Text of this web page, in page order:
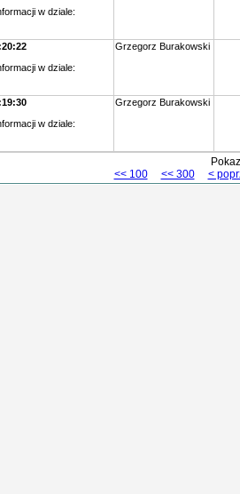
w dziale:
w dziale:
Grzegorz Burakowski
w dziale:
Grzegorz Burakowski
<< 100
<< 300 <